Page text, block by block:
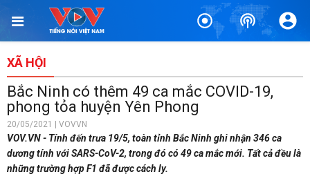
XÃ HỘI
Bắc Ninh có thêm 49 ca mắc COVID-19,
phong tỏa huyện Yên Phong
20/05/2021 | VOVVN
VOV.VN - Tính đến trưa 19/5, toàn tỉnh Bắc Ninh ghi nhận 346 ca
dương tính với SARS-CoV-2, trong đó có 49 ca mắc mới. Tất cả đều là
những trường hợp F1 đã được cách ly.